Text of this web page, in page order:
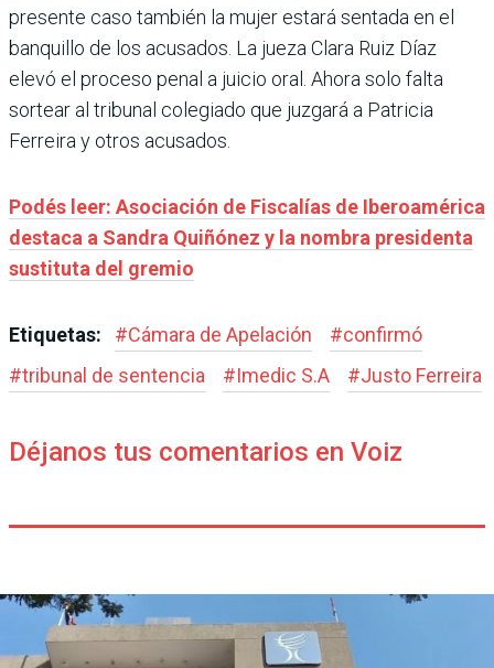
presente caso también la mujer estará sentada en el
banquillo de los acusados. La jueza Clara Ruiz Díaz
elevó el proceso penal a juicio oral. Ahora solo falta
sortear al tribunal colegiado que juzgará a Patricia
Ferreira y otros acusados.
Podés leer: Asociación de Fiscalías de Iberoamérica
destaca a Sandra Quiñónez y la nombra presidenta
sustituta del gremio
Etiquetas: #Cámara de Apelación #confirmó
#tribunal de sentencia #Imedic S.A #Justo Ferreira
Déjanos tus comentarios en Voiz